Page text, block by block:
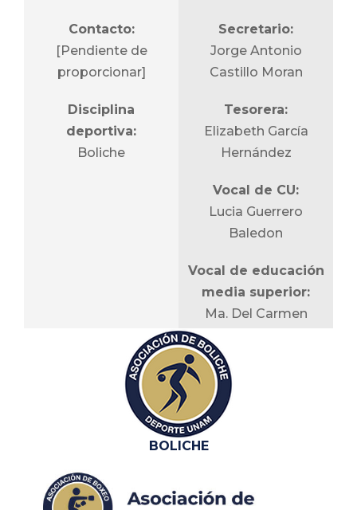
Vocal de alumnos:
Jorge Michael
Contacto:
[Pendiente de
proporcionar]
Disciplina
deportiva:
Boliche
Secretario:
Jorge Antonio
Castillo Moran
Tesorera:
Elizabeth García
Hernández
Vocal de CU:
Lucia Guerrero
Baledon
Vocal de educación
media superior:
Ma. Del Carmen
Vocal de educación
superior:
Pedro Antonio Jalili
Sara Fernanda
BOLICHE